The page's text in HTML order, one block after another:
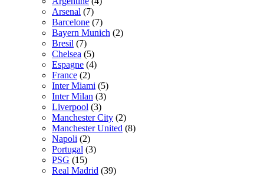
Arsenal (7)
Barcelone (7)
Bayern Munich (2)
Bresil (7)
Chelsea (5)
Espagne (4)
France (2)
Inter Miami (5)
Inter Milan (3)
Liverpool (3)
Manchester City (2)
Manchester United (8)
Napoli (2)
Portugal (3)
PSG (15)
Real Madrid (39)